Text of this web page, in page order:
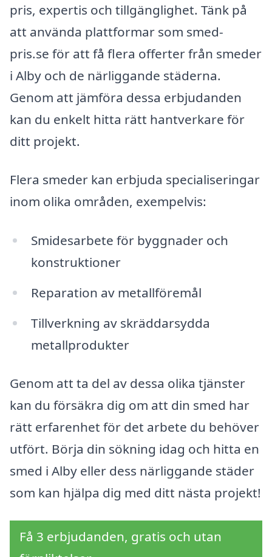
pris, expertis och tillgänglighet. Tänk på
att använda plattformar som smed-
pris.se för att få flera offerter från smeder
i Alby och de närliggande städerna.
Genom att jämföra dessa erbjudanden
kan du enkelt hitta rätt hantverkare för
ditt projekt.
Flera smeder kan erbjuda specialiseringar
inom olika områden, exempelvis:
Smidesarbete för byggnader och
konstruktioner
Reparation av metallföremål
Tillverkning av skräddarsydda
metallprodukter
Genom att ta del av dessa olika tjänster
kan du försäkra dig om att din smed har
rätt erfarenhet för det arbete du behöver
utfört. Börja din sökning idag och hitta en
smed i Alby eller dess närliggande städer
som kan hjälpa dig med ditt nästa projekt!
Få 3 erbjudanden, gratis och utan